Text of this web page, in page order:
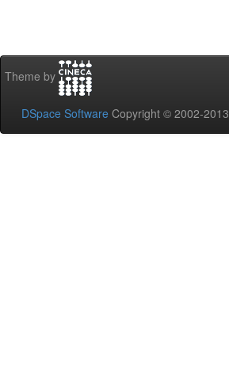
Theme by
DSpace Software Copyright © 2002-2013